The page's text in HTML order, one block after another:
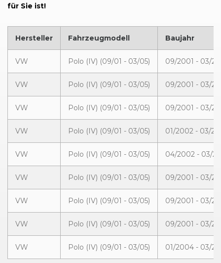
für Sie ist!
Hersteller Fahrzeugmodell Baujahr
VW Polo (IV) (09/01 - 03/05) 09/2001 - 03/
VW Polo (IV) (09/01 - 03/05) 09/2001 - 03/
VW Polo (IV) (09/01 - 03/05) 09/2001 - 03/
VW Polo (IV) (09/01 - 03/05) 01/2002 - 03/
VW Polo (IV) (09/01 - 03/05) 04/2002 - 03/
VW Polo (IV) (09/01 - 03/05) 09/2001 - 03/
VW Polo (IV) (09/01 - 03/05) 09/2001 - 03/
VW Polo (IV) (09/01 - 03/05) 09/2001 - 03/
VW Polo (IV) (09/01 - 03/05) 01/2004 - 03/